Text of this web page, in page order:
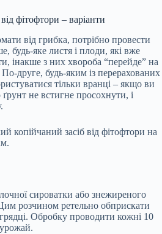
фітофтори – варіанти
від грибка, потрібно провести
будь-яке листя і плоди, які вже
інакше з них хвороба “перейде” на
По-друге, будь-яким із перерахованих
тільки вранці – якщо ви
не встигне просохнути, і
копійчаний засіб від фітофтори на
сироватки або знежиреного
розчином ретельно обприскати
Обробку проводити кожні 10